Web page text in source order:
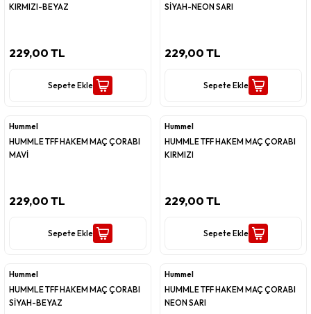
KIRMIZI-BEYAZ
229,00 TL
Sepete Ekle
SİYAH-NEON SARI
229,00 TL
Sepete Ekle
Hummel
HUMMLE TFF HAKEM MAÇ ÇORABI
MAVİ
229,00 TL
Sepete Ekle
Hummel
HUMMLE TFF HAKEM MAÇ ÇORABI
KIRMIZI
229,00 TL
Sepete Ekle
Hummel
HUMMLE TFF HAKEM MAÇ ÇORABI
SİYAH-BEYAZ
Hummel
HUMMLE TFF HAKEM MAÇ ÇORABI
NEON SARI